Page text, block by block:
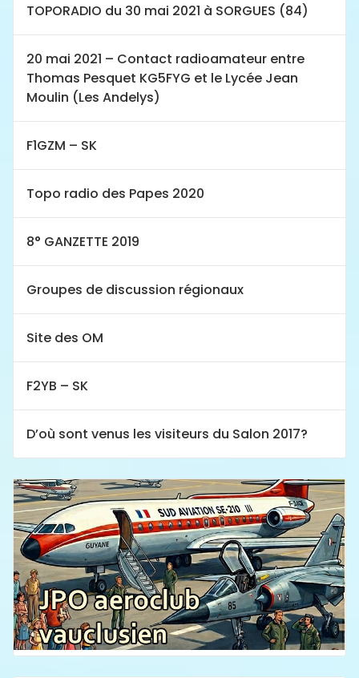
TOPORADIO du 30 mai 2021 à SORGUES (84)
20 mai 2021 – Contact radioamateur entre
Thomas Pesquet KG5FYG et le Lycée Jean
Moulin (Les Andelys)
F1GZM – SK
Topo radio des Papes 2020
8° GANZETTE 2019
Groupes de discussion régionaux
Site des OM
F2YB – SK
D’où sont venus les visiteurs du Salon 2017?